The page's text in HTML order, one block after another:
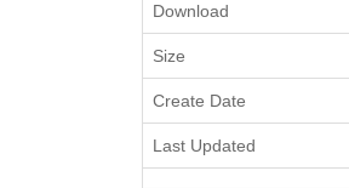
Download
Size
Create Date
Last Updated